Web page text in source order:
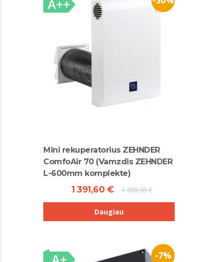
Mini rekuperatorius ZEHNDER
ComfoAir 70 (Vamzdis ZEHNDER
L-600mm komplekte)
1 391,60 € 1 988,00 €
Daugiau
-7%